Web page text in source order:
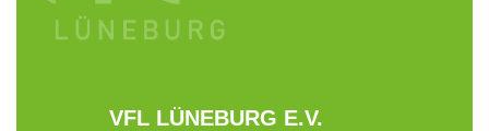
VFL LÜNEBURG E.V.